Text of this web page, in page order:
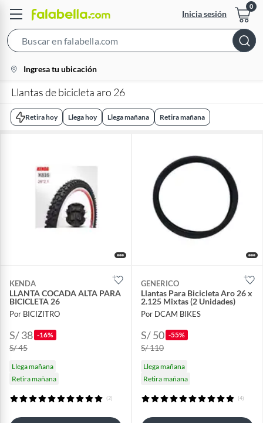
Inicia sesión
Bar
location-
icon
Ingresa tu ubicación
Llantas de bicicleta aro 26
Retira hoy Llega hoy Llega mañana Retira mañana
KENDA
LLANTA COCADA ALTA PARA
BICICLETA 26
Por BICIZITRO
S/ 38 -16%
S/ 45
Llega mañana
Retira mañana
(2)
GENERICO
Llantas Para Bicicleta Aro 26 x
2.125 Mixtas (2 Unidades)
Por DCAM BIKES
S/ 50 -55%
S/ 110
Llega mañana
Retira mañana
(4)